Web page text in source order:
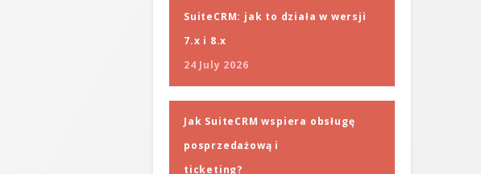
SuiteCRM: jak to działa w wersji
7.x i 8.x
24 July 2026
Jak SuiteCRM wspiera obsługę
posprzedażową i
ticketing?